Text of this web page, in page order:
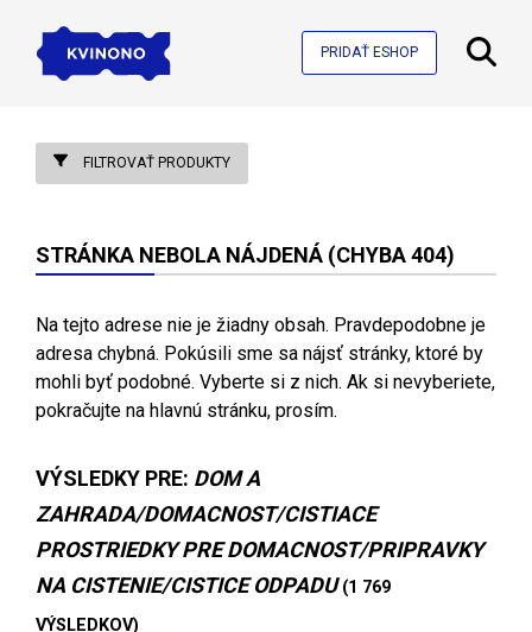
PRIDAŤ ESHOP
FILTROVAŤ PRODUKTY
STRÁNKA NEBOLA NÁJDENÁ (CHYBA 404)
Na tejto adrese nie je žiadny obsah. Pravdepodobne je
adresa chybná. Pokúsili sme sa nájsť stránky, ktoré by
mohli byť podobné. Vyberte si z nich. Ak si nevyberiete,
pokračujte na hlavnú stránku, prosím.
VÝSLEDKY PRE: DOM A
ZAHRADA/DOMACNOST/CISTIACE
PROSTRIEDKY PRE DOMACNOST/PRIPRAVKY
NA CISTENIE/CISTICE ODPADU (1 769
VÝSLEDKOV)